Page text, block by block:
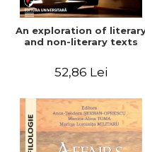
An exploration of
and non-literary texts
52,86 Lei